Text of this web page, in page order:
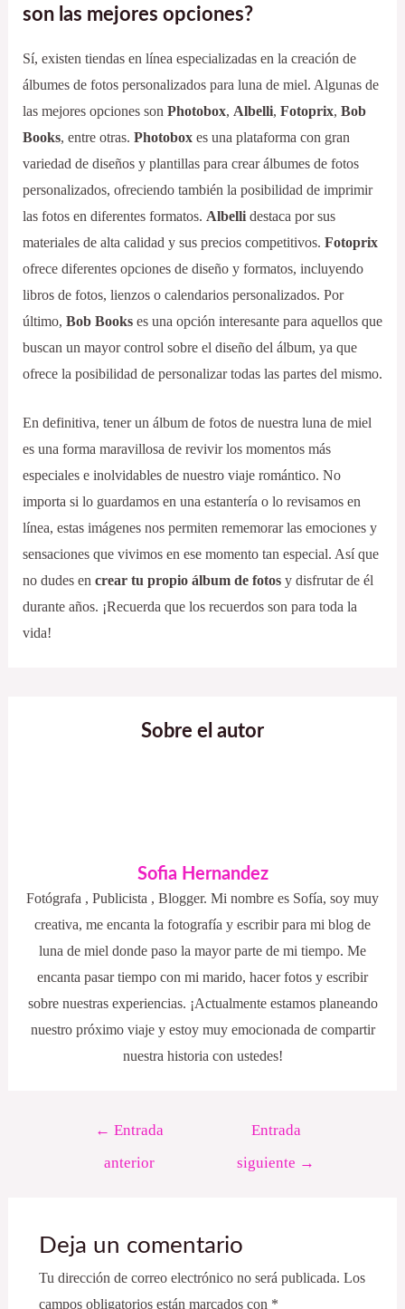
son las mejores opciones?
Sí, existen tiendas en línea especializadas en la creación de
álbumes de fotos personalizados para luna de miel. Algunas de
las mejores opciones son Photobox, Albelli, Fotoprix, Bob
Books, entre otras. Photoboxes una plataforma con gran
variedad de diseños y plantillas para crear álbumes de fotos
personalizados, ofreciendo también la posibilidad de imprimir
las fotos en diferentes formatos. Albellidestaca por sus
materiales de alta calidad y sus precios competitivos. Fotoprix
ofrece diferentes opciones de diseño y formatos, incluyendo
libros de fotos, lienzos o calendarios personalizados. Por
último, Bob Bookses una opción interesante para aquellos que
buscan un mayor control sobre el diseño del álbum, ya que
ofrece la posibilidad de personalizar todas las partes del mismo.
En definitiva, tener un álbum de fotos de nuestra luna de miel
es una forma maravillosa de revivir los momentos más
especiales e inolvidables de nuestro viaje romántico. No
importa si lo guardamos en una estantería o lo revisamos en
línea, estas imágenes nos permiten rememorar las emociones y
sensaciones que vivimos en ese momento tan especial. Así que
no dudes en crear tu propio álbum de fotosy disfrutar de él
durante años. ¡Recuerda que los recuerdos son para toda la
vida!
Sobre el autor
Sofia Hernandez
Fotógrafa , Publicista , Blogger. Mi nombre es Sofía, soy muy
creativa, me encanta la fotografía y escribir para mi blog de
luna de miel donde paso la mayor parte de mi tiempo. Me
encanta pasar tiempo con mi marido, hacer fotos y escribir
sobre nuestras experiencias. ¡Actualmente estamos planeando
nuestro próximo viaje y estoy muy emocionada de compartir
nuestra historia con ustedes!
← Entrada
anterior
Entrada
siguiente →
Deja un comentario
Tu dirección de correo electrónico no será publicada. Los
campos obligatorios están marcados con *